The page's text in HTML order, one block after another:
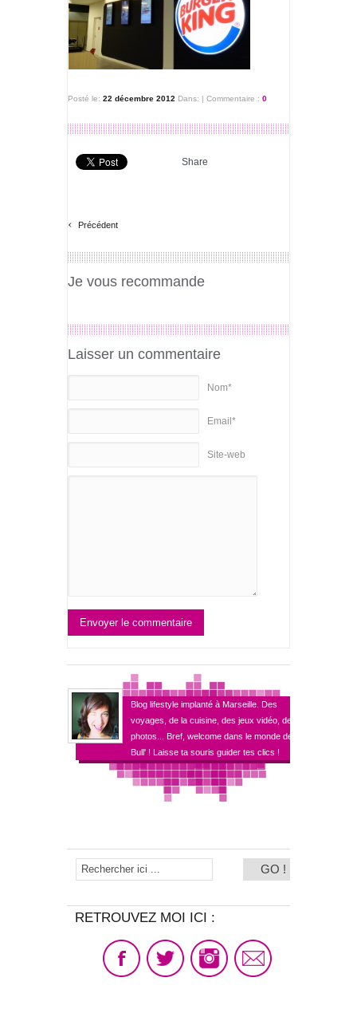
Posté le: 22 décembre 2012 Dans: | Commentaire : 0
Share
‹ Précédent
Je vous recommande
Laisser un commentaire
Nom*
Email*
Site-web
Envoyer le commentaire
Blog lifestyle implanté à Marseille. Des
voyages, de la cuisine, des jeux vidéo, des
photos... Bref, welcome dans le monde de
Bull' ! Laisse ta souris guider tes clics !
RETROUVEZ MOI ICI :